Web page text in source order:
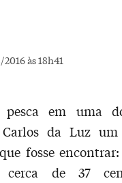
às 18h41
pesca em uma
da Luz
fosse
cerca de 37